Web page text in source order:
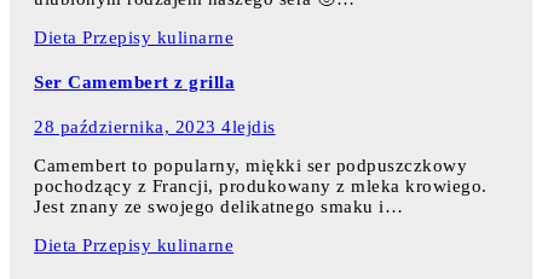
Dieta Przepisy kulinarne
Ser Camembert z grilla
28 października, 2023 4lejdis
Camembert to popularny, miękki ser podpuszczkowy
pochodzący z Francji, produkowany z mleka krowiego.
Jest znany ze swojego delikatnego smaku i…
Dieta Przepisy kulinarne